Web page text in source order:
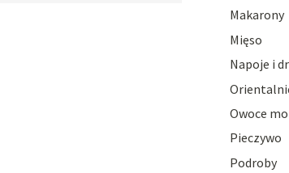
Makarony
Mięso
Napoje i
Owoce
Pieczywo
Podroby